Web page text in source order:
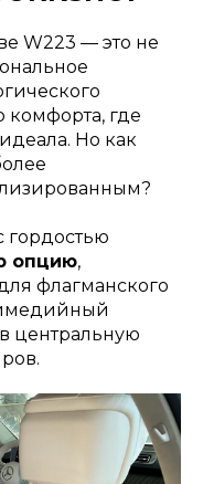
W223 — это не
комфорта, где
Но как
гордостью
опцию,
флагманского
центральную